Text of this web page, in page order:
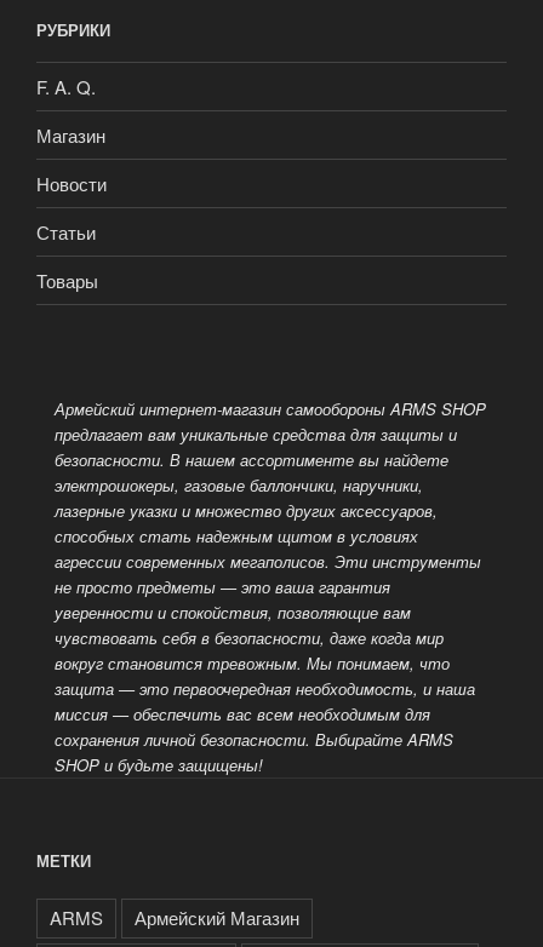
РУБРИКИ
F. A. Q.
Магазин
Новости
Статьи
Товары
Армейский интернет-магазин самообороны ARMS SHOP
предлагает вам уникальные средства для защиты и
безопасности. В нашем ассортименте вы найдете
электрошокеры, газовые баллончики, наручники,
лазерные указки и множество других аксессуаров,
способных стать надежным щитом в условиях
агрессии современных мегаполисов. Эти инструменты
не просто предметы — это ваша гарантия
уверенности и спокойствия, позволяющие вам
чувствовать себя в безопасности, даже когда мир
вокруг становится тревожным. Мы понимаем, что
защита — это первоочередная необходимость, и наша
миссия — обеспечить вас всем необходимым для
сохранения личной безопасности. Выбирайте ARMS
SHOP и будьте защищены!
МЕТКИ
ARMS
Армейский Магазин